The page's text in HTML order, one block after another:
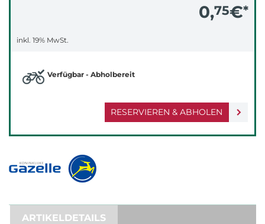
0,75€*
inkl. 19% MwSt.
RESERVIEREN & ABHOLEN
Verfügbar - Abholbereit
ARTIKELDETAILS